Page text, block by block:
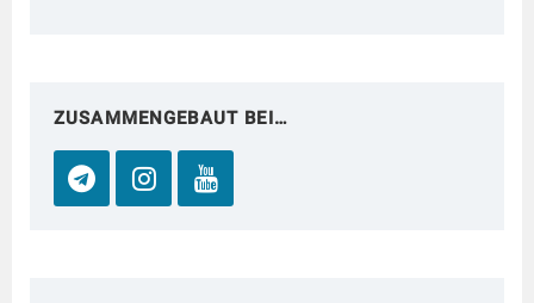
ZUSAMMENGEBAUT BEI…